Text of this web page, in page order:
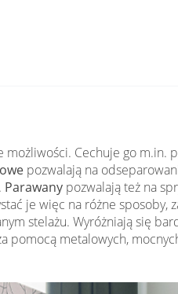
Cechuje go
pozwalają na
Parawany pozwalają też na
je więc na różne
stelażu. Wyróżniają się
pomocą metalowych,